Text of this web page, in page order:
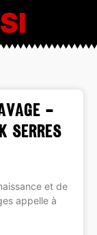
–
Serres
et de
appelle à